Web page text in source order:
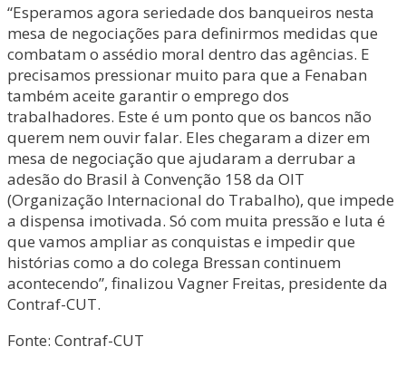
“Esperamos agora seriedade dos banqueiros nesta
mesa de negociações para definirmos medidas que
combatam o assédio moral dentro das agências. E
precisamos pressionar muito para que a Fenaban
também aceite garantir o emprego dos
trabalhadores. Este é um ponto que os bancos não
querem nem ouvir falar. Eles chegaram a dizer em
mesa de negociação que ajudaram a derrubar a
adesão do Brasil à Convenção 158 da OIT
(Organização Internacional do Trabalho), que impede
a dispensa imotivada. Só com muita pressão e luta é
que vamos ampliar as conquistas e impedir que
histórias como a do colega Bressan continuem
acontecendo”, finalizou Vagner Freitas, presidente da
Contraf-CUT.
Fonte: Contraf-CUT